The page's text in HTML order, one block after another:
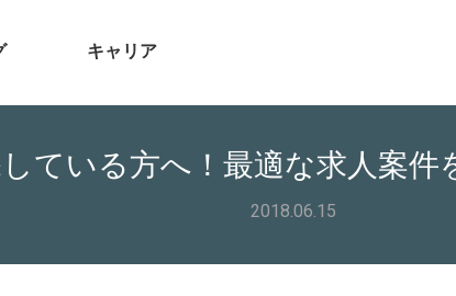
キャリア
ている方へ！最適な求人案件
2018.06.15